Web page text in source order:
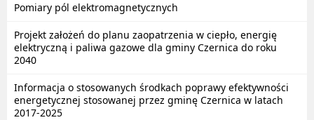
Pomiary pól elektromagnetycznych
Projekt założeń do planu zaopatrzenia w ciepło, energię
elektryczną i paliwa gazowe dla gminy Czernica do roku
2040
Informacja o stosowanych środkach poprawy efektywności
energetycznej stosowanej przez gminę Czernica w latach
2017-2025